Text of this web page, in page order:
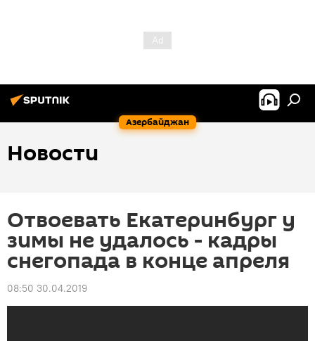
Азербайджан
Новости
Отвоевать Екатеринбург у
зимы не удалось - кадры
снегопада в конце апреля
08:50 30.04.2019